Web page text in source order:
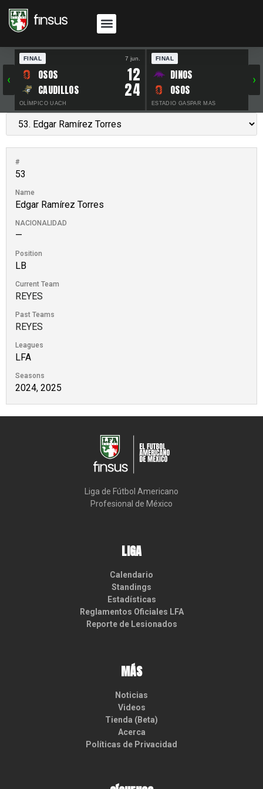
‹
FINAL 7 jun.
OSOS 12
CAUDILLOS 24
OLÍMPICO UACH
FINAL
DINOS
OSOS
ESTADIO GASPAR MAS
›
#
53
Name
Edgar Ramírez Torres
NACIONALIDAD
—
Position
LB
Current Team
REYES
Past Teams
REYES
Leagues
LFA
Seasons
2024, 2025
Liga de Fútbol Americano
Profesional de México
LIGA
Calendario
Standings
Estadísticas
Reglamentos Oficiales LFA
Reporte de Lesionados
MÁS
Noticias
Videos
Tienda (Beta)
Acerca
Políticas de Privacidad